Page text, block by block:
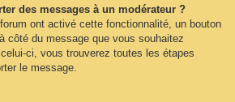
des messages à un modérateur ?
ont activé cette fonctionnalité, un bouton
côté du message que vous souhaitez
ci, vous trouverez toutes les étapes
le message.